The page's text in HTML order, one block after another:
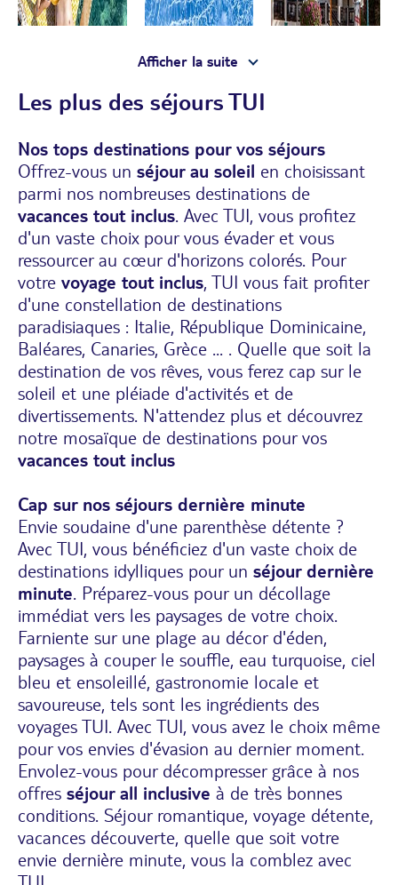
la suite
Les plus des séjours TUI
Nos tops destinations pour vos séjours
Offrez-vous un séjour au soleil en choisissant
parmi nos nombreuses destinations de
vacances tout inclus. Avec TUI, vous profitez
d'un vaste choix pour vous évader et vous
ressourcer au cœur d'horizons colorés. Pour
votre voyage tout inclus, TUI vous fait profiter
d'une constellation de destinations
paradisiaques : Italie, République Dominicaine,
Baléares, Canaries, Grèce ... . Quelle que soit la
destination de vos rêves, vous ferez cap sur le
soleil et une pléiade d'activités et de
divertissements. N'attendez plus et découvrez
notre mosaïque de destinations pour vos
vacances tout inclus
Cap sur nos séjours dernière minute
Envie soudaine d'une parenthèse détente ?
Avec TUI, vous bénéficiez d'un vaste choix de
destinations idylliques pour un séjour dernière
minute. Préparez-vous pour un décollage
immédiat vers les paysages de votre choix.
Farniente sur une plage au décor d'éden,
paysages à couper le souffle, eau turquoise, ciel
bleu et ensoleillé, gastronomie locale et
savoureuse, tels sont les ingrédients des
voyages TUI. Avec TUI, vous avez le choix même
pour vos envies d'évasion au dernier moment.
Envolez-vous pour décompresser grâce à nos
offres séjour all inclusive à de très bonnes
conditions. Séjour romantique, voyage détente,
vacances découverte, quelle que soit votre
envie dernière minute, vous la comblez avec